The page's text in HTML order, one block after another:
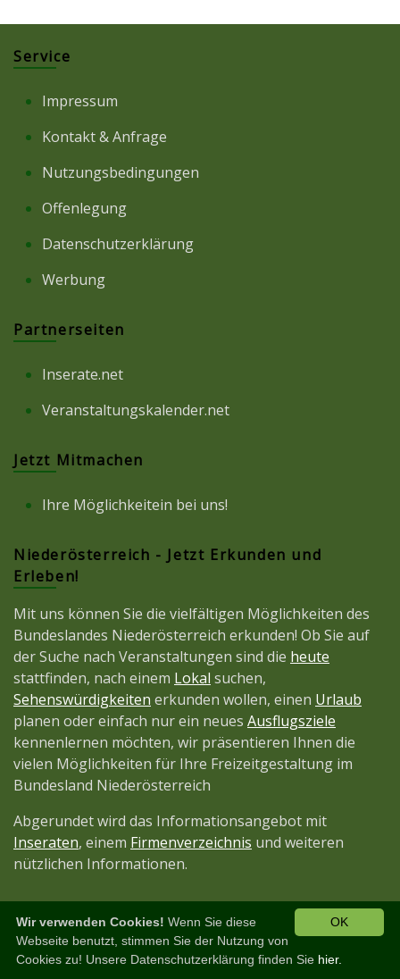
Service
Impressum
Kontakt & Anfrage
Nutzungsbedingungen
Offenlegung
Datenschutzerklärung
Werbung
Partnerseiten
Inserate.net
Veranstaltungskalender.net
Jetzt Mitmachen
Ihre Möglichkeitein bei uns!
Niederösterreich - Jetzt Erkunden und
Erleben!
Mit uns können Sie die vielfältigen Möglichkeiten des
Bundeslandes Niederösterreich erkunden! Ob Sie auf
der Suche nach Veranstaltungen sind die heute
stattfinden, nach einem Lokal suchen,
Sehenswürdigkeiten erkunden wollen, einen Urlaub
planen oder einfach nur ein neues Ausflugsziele
kennenlernen möchten, wir präsentieren Ihnen die
vielen Möglichkeiten für Ihre Freizeitgestaltung im
Bundesland Niederösterreich
Abgerundet wird das Informationsangebot mit
Inseraten, einem Firmenverzeichnis und weiteren
nützlichen Informationen.
Diese Seite ist ein Projekt derJetztMedien.com OK
Wir verwenden Cookies! Wenn Sie diese
Webseite benutzt, stimmen Sie der Nutzung von
Cookies zu! Unsere Datenschutzerklärung finden Sie hier.